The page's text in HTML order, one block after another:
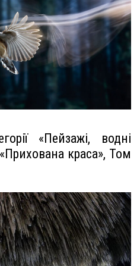
«Пейзажі, водні
краса», Том